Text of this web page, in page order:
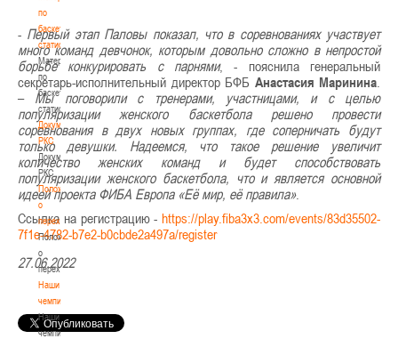
по
баскетбольной
статистике
Материалы
по
баскетбольной
статистике
Документы
РКС
Документы
РКС
Положение
о
переходах
Положение
о
переходах
Наши
чемпионы
Наши
чемпионы
- Первый этап Паловы показал, что в соревнованиях участвует
много команд девчонок, которым довольно сложно в непростой
борьбе конкурировать с парнями, - пояснила генеральный
секретарь-исполнительный директор БФБ Анастасия Маринина
– Мы поговорили с тренерами, участницами, и с целью
популяризации женского баскетбола решено провести
соревнования в двух новых группах, где соперничать будут
только девушки. Надеемся, что такое решение увеличит
количество женских команд и будет способствовать
популяризации женского баскетбола, что и является основной
идеей проекта ФИБА Европа «Её мир, её правила».
Ссылка на регистрацию - https://play.fiba3x3.com/events/83d35502-
7f1e-4782-b7e2-b0cbde2a497a/register
27.06.2022